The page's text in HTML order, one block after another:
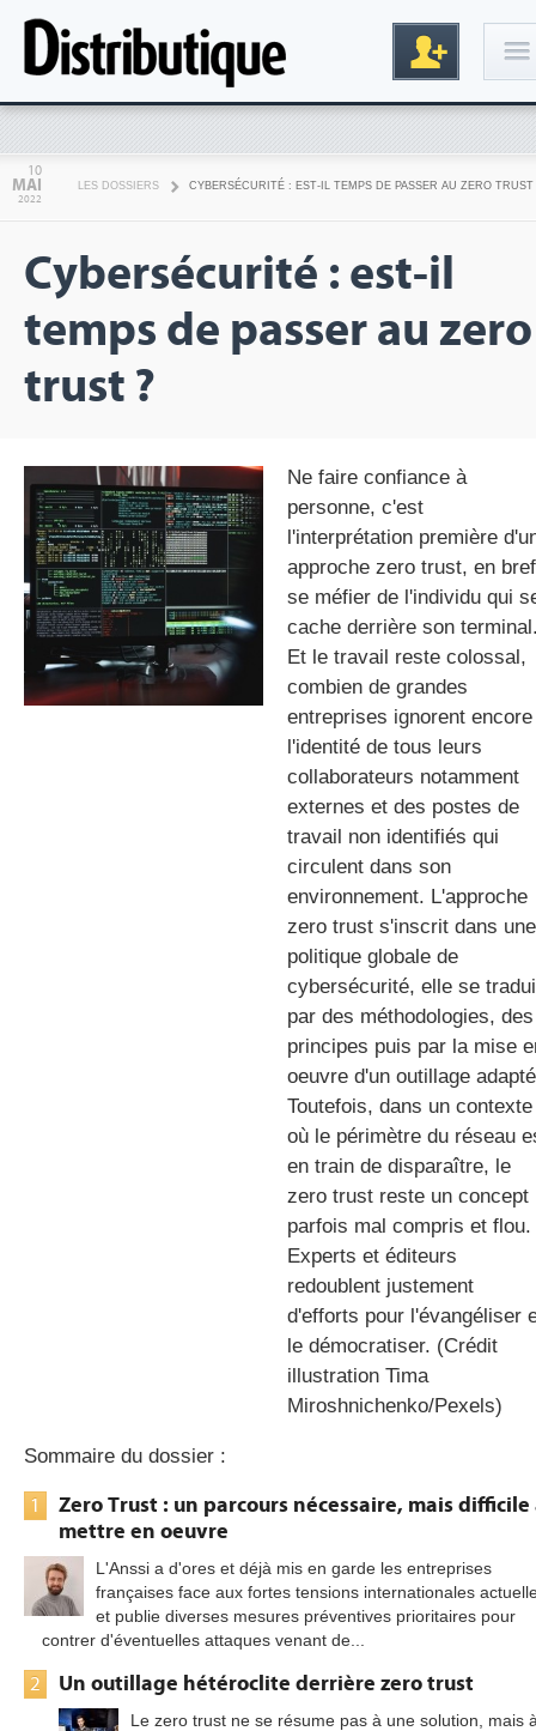
gratuite
10
MAI
2022
LES DOSSIERS CYBERSÉCURITÉ : EST-IL TEMPS DE PASSER AU ZERO TRUST
Cybersécurité : est-il
temps de passer au zero
trust ?
Ne faire confiance à
personne, c'est
l'interprétation première
approche zero trust, en
se méfier de l'individu qui
cache derrière son
Et le travail reste colossal,
combien de grandes
entreprises ignorent encore
l'identité de tous leurs
collaborateurs notamment
externes et des postes de
travail non identifiés qui
circulent dans son
environnement. L'approche
zero trust s'inscrit dans une
politique globale de
cybersécurité, elle se
par des méthodologies, des
principes puis par la mise
oeuvre d'un outillage
Toutefois, dans un contexte
où le périmètre du réseau
en train de disparaître, le
zero trust reste un concept
parfois mal compris et flou.
Experts et éditeurs
redoublent justement
d'efforts pour l'évangéliser
le démocratiser. (Crédit
illustration Tima
Miroshnichenko/Pexels)
Sommaire du dossier :
1
Zero Trust : un parcours nécessaire, mais difficile
mettre en oeuvre
L'Anssi a d'ores et déjà mis en garde les entreprises
françaises face aux fortes tensions internationales
et publie diverses mesures préventives prioritaires pour
contrer d'éventuelles attaques venant de...
2 Un outillage hétéroclite derrière zero trust
Le zero trust ne se résume pas à une solution, mais